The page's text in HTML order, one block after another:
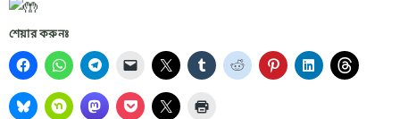
শেয়ার করুনঃ